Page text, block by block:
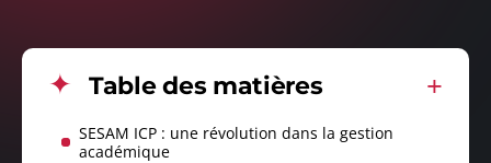
Table des matières
SESAM ICP : une révolution dans la gestion
académique